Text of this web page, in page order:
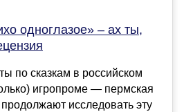
одноглазое» – ах ты,
по сказкам в российском
игропроме — пермская
исследовать эту